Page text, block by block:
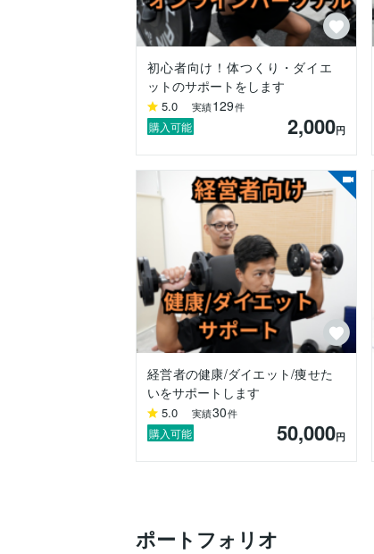
海外（テキサス、香港、バンコク、
✅強み
•生活習慣全般でパフォーマンスを
•コーチング技術を活かし、目標達
その他
•朝活継続11年目（４時半起き）
～なぜ朝活？～
朝活とは「朝から活力あふれる状
な人々を溢れさせたいです！
◯ミッション
「縁ある全ての人を心身共に健康な
まずはお気軽にメッセージでご相談
ENRICH GYM 香芝（エンリッチジ
40代・50代で「痩せにくい」「運動
タイ古式マッサージとパーソナルト
初心者向け！体つくり・ダイエ
ットのサポートをします
5.0 実績129件
購入可能 2,000円
経営者の健康/ダイエット/痩せた
いをサポートします
5.0 実績30件
購入可能 50,000円
ポートフォリオ